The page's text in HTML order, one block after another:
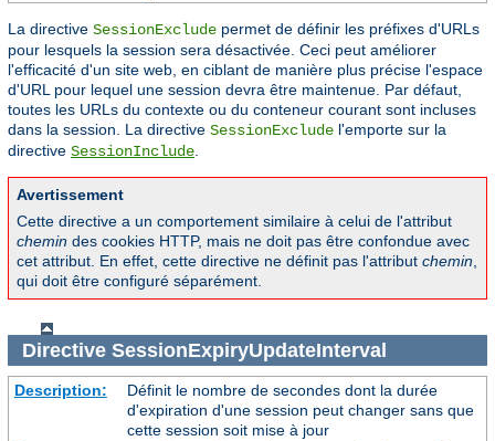
La directive SessionExclude permet de définir les préfixes d'URLs
pour lesquels la session sera désactivée. Ceci peut améliorer
l'efficacité d'un site web, en ciblant de manière plus précise l'espace
d'URL pour lequel une session devra être maintenue. Par défaut,
toutes les URLs du contexte ou du conteneur courant sont incluses
dans la session. La directive SessionExclude l'emporte sur la
directive SessionInclude
Avertissement
Cette directive a un comportement similaire à celui de l'attribut
chemin des cookies HTTP, mais ne doit pas être confondue avec
cet attribut. En effet, cette directive ne définit pas l'attribut chemin
qui doit être configuré séparément.
Directive SessionExpiryUpdateInterval
Description:
Définit le nombre de secondes dont la durée
d'expiration d'une session peut changer sans que
cette session soit mise à jour